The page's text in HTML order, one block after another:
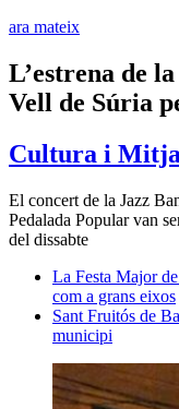
ara mateix
L’estrena de
Vell de Súria
Cultura i
El concert de la Jazz
Pedalada Popular van
del dissabte
La Festa Major
com a grans eixos
Sant Fruitós de
municipi